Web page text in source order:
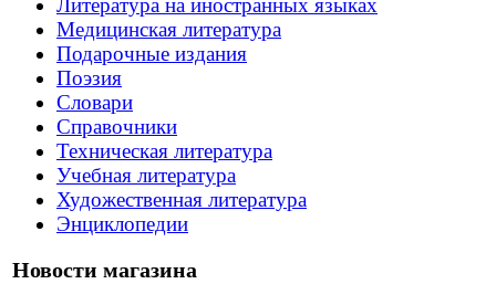
Литература на иностранных языках
Медицинская литература
Подарочные издания
Поэзия
Словари
Справочники
Техническая литература
Учебная литература
Художественная литература
Энциклопедии
Новости магазина